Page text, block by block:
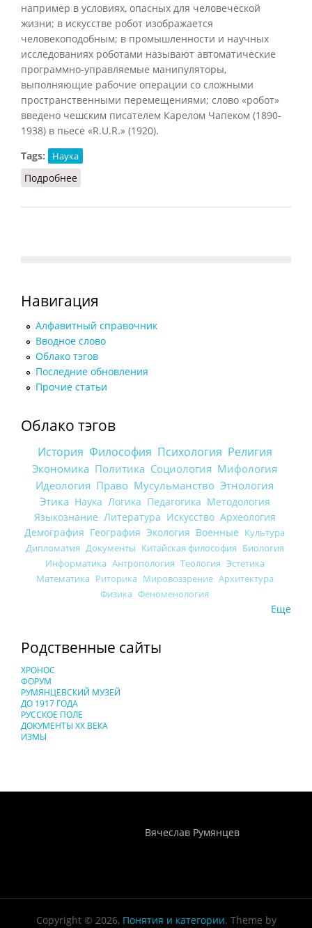
например в условиях, опасных для человеческой
жизни; в искусстве робот изображается
человекоподобным; в промышленности и научных
исследованиях роботами называют автоматические
программно-управляемые манипуляторы,
выполняющие рабочие операции со сложными
пространственными перемещениями; слово «робот»
введено чешским писателем Карелом Чапеком (1890-
1938) в пьесе «R.U.R.» (1920).
Tags:
Наука
Подробнее
Навигация
Алфавитный справочник
Вводное слово
Облако тэгов
Последние обновления
Прочие статьи
Облако тэгов
История Философия Психология Религия
Экономика Политика Социология Мифология
Идеология Право Мусульманство Этнология
Этика Наука Логика Педагогика Методология
Языкознание Литература Искусство Археология
Демография География Экология Военные Культура
Дипломатия Документы Китайская философия Биология
Информатика Антропология Теология Эстетика
Математика Риторика Мировоззрение Архитектура
Физика Феноменология
Еще
Родственные сайты
ХРОНОС
ФОРУМ
РУМЯНЦЕВСКИЙ МУЗЕЙ
ДО 1917 ГОДА
РУССКОЕ ПОЛЕ
ДОКУМЕНТЫ XX ВЕКА
ИЗМЫ
Вячеслав Румянцев
Copyright © 2026, Понятия и категории. Theme by